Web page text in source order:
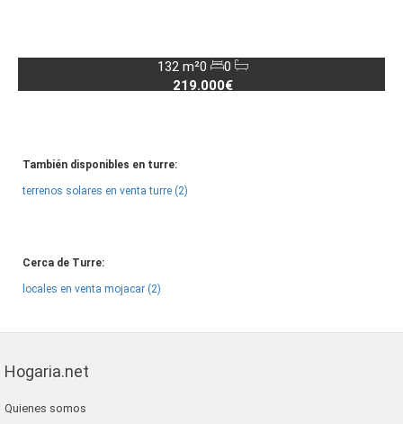
132 m²0
0
219.000€
También disponibles en turre:
terrenos solares en venta turre (2)
Cerca de Turre:
locales en venta mojacar (2)
Hogaria.net
Quienes somos